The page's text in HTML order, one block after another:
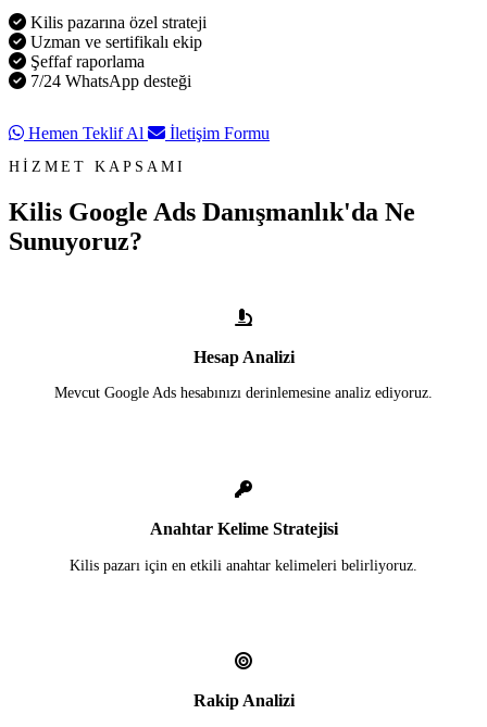
Kilis pazarına özel strateji
Uzman ve sertifikalı ekip
Şeffaf raporlama
7/24 WhatsApp desteği
Hemen Teklif Al İletişim Formu
HİZMET KAPSAMI
Kilis Google Ads Danışmanlık'da Ne
Sunuyoruz?
Hesap Analizi
Mevcut Google Ads hesabınızı derinlemesine analiz ediyoruz.
Anahtar Kelime Stratejisi
Kilis pazarı için en etkili anahtar kelimeleri belirliyoruz.
Rakip Analizi